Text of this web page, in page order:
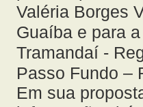
Valéria Borges
Guaíba e para
Tramandaí -
Passo Fundo –
Em sua